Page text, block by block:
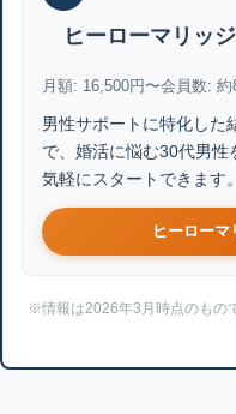
ヒーローマリッジ
月額: 16,500円〜会員数: 約
男性サポートに特化した
で、婚活に悩む30代男性
気軽にスタートできます。
ヒーローマ
※情報は2026年3月時点のもの